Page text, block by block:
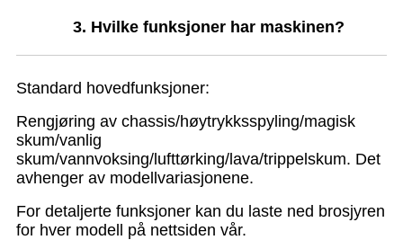
3. Hvilke funksjoner har maskinen?
Standard hovedfunksjoner:
Rengjøring av chassis/høytrykksspyling/magisk
skum/vanlig
skum/vannvoksing/lufttørking/lava/trippelskum. Det
avhenger av modellvariasjonene.
For detaljerte funksjoner kan du laste ned brosjyren
for hver modell på nettsiden vår.